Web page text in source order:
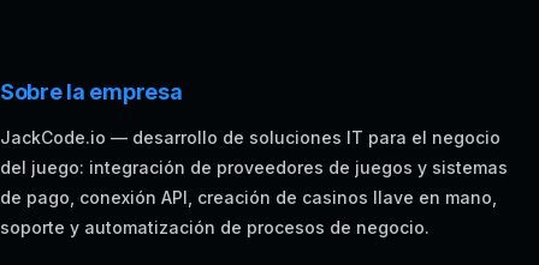
Sobre la empresa
JackCode.io — desarrollo de soluciones IT para el negocio
del juego: integración de proveedores de juegos y sistemas
de pago, conexión API, creación de casinos llave en mano,
soporte y automatización de procesos de negocio.